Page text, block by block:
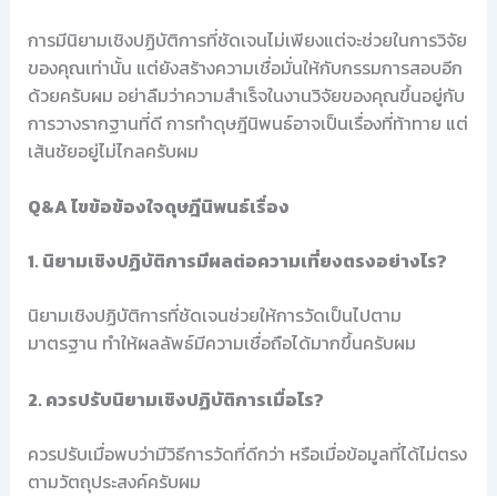
การมีนิยามเชิงปฏิบัติการที่ชัดเจนไม่เพียงแต่จะช่วยในการวิจัย
ของคุณเท่านั้น แต่ยังสร้างความเชื่อมั่นให้กับกรรมการสอบอีก
ด้วยครับผม อย่าลืมว่าความสำเร็จในงานวิจัยของคุณขึ้นอยู่กับ
การวางรากฐานที่ดี การทำดุษฎีนิพนธ์อาจเป็นเรื่องที่ท้าทาย แต่
เส้นชัยอยู่ไม่ไกลครับผม
Q&A ไขข้อข้องใจดุษฎีนิพนธ์เรื่อง
1. นิยามเชิงปฏิบัติการมีผลต่อความเที่ยงตรงอย่างไร?
นิยามเชิงปฏิบัติการที่ชัดเจนช่วยให้การวัดเป็นไปตาม
มาตรฐาน ทำให้ผลลัพธ์มีความเชื่อถือได้มากขึ้นครับผม
2. ควรปรับนิยามเชิงปฏิบัติการเมื่อไร?
ควรปรับเมื่อพบว่ามีวิธีการวัดที่ดีกว่า หรือเมื่อข้อมูลที่ได้ไม่ตรง
ตามวัตถุประสงค์ครับผม